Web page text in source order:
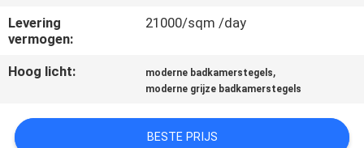
VRAAG
EEN
Levering
vermogen:
21000/sqm /day
Hoog licht: moderne badkamerstegels,
moderne grijze badkamerstegels
BESTE PRIJS